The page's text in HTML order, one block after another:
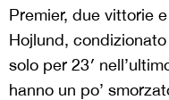
Premier, due vittorie
Hojlund,
solo per 23′
hanno un po’